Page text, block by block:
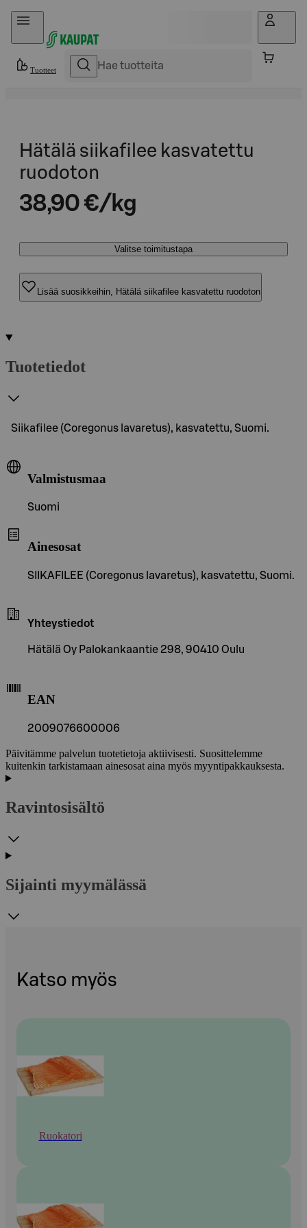
Hyppää sisältöön
Tuotteet
Hätälä siikafilee kasvatettu
ruodoton
38,90 €/kg
Valitse toimitustapa
Lisää suosikkeihin, Hätälä siikafilee kasvatettu ruodoton
Tuotetiedot
Siikafilee (Coregonus lavaretus), kasvatettu, Suomi.
Valmistusmaa
Suomi
Ainesosat
SIIKAFILEE (Coregonus lavaretus), kasvatettu, Suomi.
Yhteystiedot
Hätälä Oy Palokankaantie 298, 90410 Oulu
EAN
2009076600006
Päivitämme palvelun tuotetietoja aktiivisesti. Suosittelemme
kuitenkin tarkistamaan ainesosat aina myös myyntipakkauksesta.
Ravintosisältö
Sijainti myymälässä
Katso myös
Ruokatori